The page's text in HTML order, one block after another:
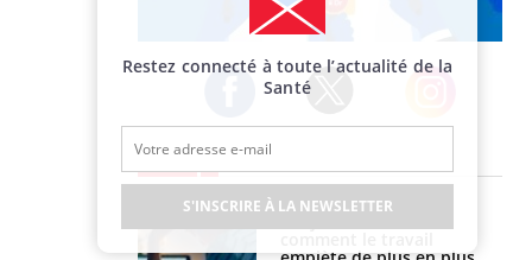
Facebook Twitter Instagram
EN DIRECT
Restez connecté à toute l’actualité de la
Santé
S'INSCRIRE À LA NEWSLETTER